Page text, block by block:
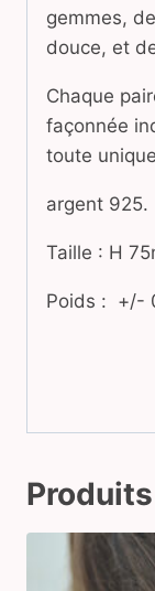
gemmes,
douce, et
Chaque
façonnée
toute
argent 925.
Taille : H
Poids : +/-